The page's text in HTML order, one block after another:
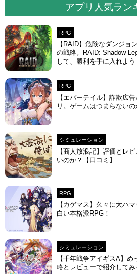
アプリ人気ラン
RPG
【RAID】危険なダンジョ
の戦略。RAID: Shadow
して、勝利を手に入れよう
RPG
【エバーテイル】詐欺広
リ。ゲームはつまらない
シミュレーション
【商人放浪‪記】評価とレ
いのか？【口コミ】
RPG
【カゲマス】久々に大ハ
白い本格派RPG！
シミュレーション
【千年戦争アイギスA】
略とレビューで紹介してみ